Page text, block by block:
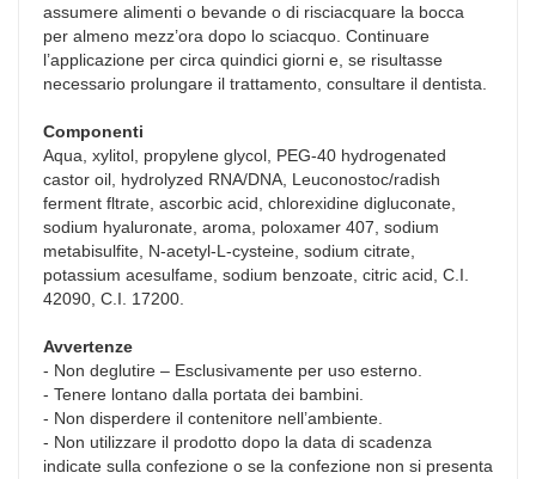
assumere alimenti o bevande o di risciacquare la bocca
per almeno mezz’ora dopo lo sciacquo. Continuare
l’applicazione per circa quindici giorni e, se risultasse
necessario prolungare il trattamento, consultare il dentista.
Componenti
Aqua, xylitol, propylene glycol, PEG-40 hydrogenated
castor oil, hydrolyzed RNA/DNA, Leuconostoc/radish
ferment fltrate, ascorbic acid, chlorexidine digluconate,
sodium hyaluronate, aroma, poloxamer 407, sodium
metabisulfite, N-acetyl-L-cysteine, sodium citrate,
potassium acesulfame, sodium benzoate, citric acid, C.I.
42090, C.I. 17200.
Avvertenze
- Non deglutire – Esclusivamente per uso esterno.
- Tenere lontano dalla portata dei bambini.
- Non disperdere il contenitore nell’ambiente.
- Non utilizzare il prodotto dopo la data di scadenza
indicate sulla confezione o se la confezione non si presenta